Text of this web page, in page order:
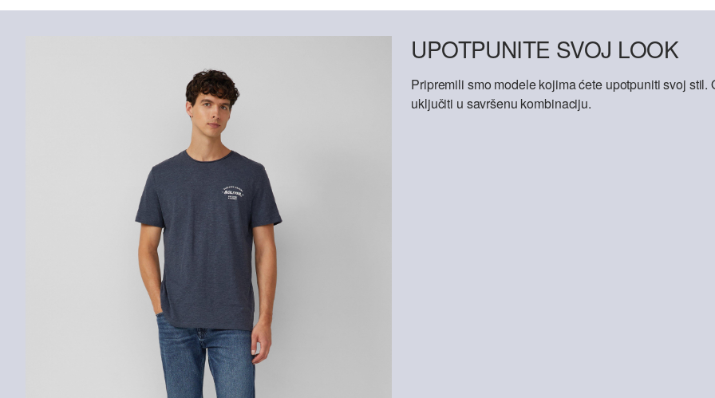
UPOTPUNITE SVOJ LOOK
Pripremili smo modele kojima ćete upotpuniti svoj
uključiti u savršenu kombinaciju.